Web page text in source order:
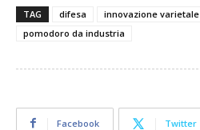
TAG difesa innovazione varietale
pomodoro da industria
Facebook Twitter